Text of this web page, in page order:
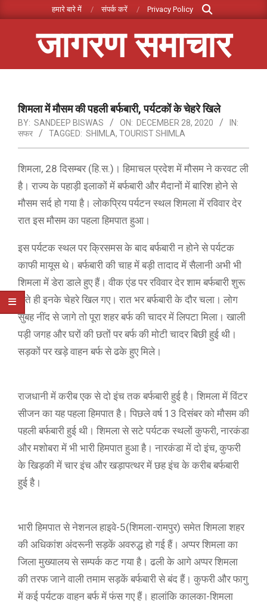
to
हमारे बारे में संपर्क करें Privacy Policy
Search
जागरण समाचार
Menuशिमला में मौसम की पहली बर्फबारी, पर्यटकों के चेहरे खिले
BY: SANDEEP BISWAS ON: DECEMBER 28, 2020
IN:
सफर
TAGGED: SHIMLA, TOURIST SHIMLA
शिमला, 28 दिसम्बर (हि.स.)। हिमाचल प्रदेश में मौसम ने करवट ली
है। राज्य के पहाड़ी इलाकों में बर्फबारी और मैदानों में बारिश होने से
मौसम सर्द हो गया है। लोकप्रिय पर्यटन स्थल शिमला में रविवार देर
रात इस मौसम का पहला हिमपात हुआ।
इस पर्यटक स्थल पर क्रिसमस के बाद बर्फबारी न होने से पर्यटक
काफी मायूस थे। बर्फबारी की चाह में बड़ी तादाद में सैलानी अभी भी
शिमला में डेरा डाले हुए हैं। वीक एंड पर रविवार देर शाम बर्फबारी शुरू
होते ही इनके चेहरे खिल गए। रात भर बर्फबारी के दौर चला। लोग
सुबह नींद से जागे तो पूरा शहर बर्फ की चादर में लिपटा मिला। खाली
पड़ी जगह और घरों की छतों पर बर्फ की मोटी चादर बिछी हुई थी।
सड़कों पर खड़े वाहन बर्फ से ढके हुए मिले।
राजधानी में करीब एक से दो इंच तक बर्फबारी हुई है। शिमला में विंटर
सीजन का यह पहला हिमपात है। पिछले वर्ष 13 दिसंबर को मौसम की
पहली बर्फबारी हुई थी। शिमला से सटे पर्यटक स्थलों कुफरी, नारकंडा
और मशोबरा में भी भारी हिमपात हुआ है। नारकंडा में दो इंच, कुफरी
के खिड़की में चार इंच और खड़ापत्थर में छह इंच के करीब बर्फबारी
हुई है।
भारी हिमपात से नेशनल हाइवे-5(शिमला-रामपुर) समेत शिमला शहर
की अधिकांश अंदरूनी सड़कें अवरुद्ध हो गई हैं। अप्पर शिमला का
जिला मुख्यालय से सम्पर्क कट गया है। ढली के आगे अप्पर शिमला
की तरफ जाने वाली तमाम सड़कें बर्फबारी से बंद हैं। कुफरी और फागु
में कई पर्यटक वाहन बर्फ में फंस गए हैं। हालांकि कालका-शिमला